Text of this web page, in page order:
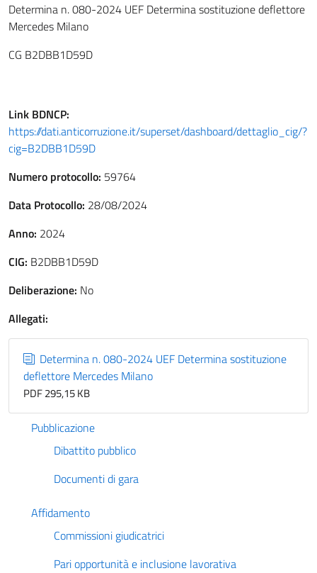
Determina n. 080-2024 UEF Determina sostituzione deflettore
Mercedes Milano
CG B2DBB1D59D
Link BDNCP:
https://dati.anticorruzione.it/superset/dashboard/dettaglio_cig/?
cig=B2DBB1D59D
Numero protocollo: 59764
Data Protocollo: 28/08/2024
Anno: 2024
CIG: B2DBB1D59D
Deliberazione: No
Allegati:
Determina n. 080-2024 UEF Determina sostituzione
deflettore Mercedes Milano
PDF 295,15 KB
Pubblicazione
Dibattito pubblico
Documenti di gara
Affidamento
Commissioni giudicatrici
Pari opportunità e inclusione lavorativa